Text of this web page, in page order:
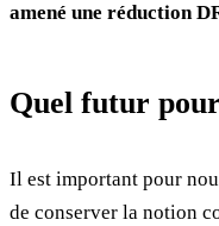
amené une réduction
Quel futur
Il est important pour
de conserver la notion